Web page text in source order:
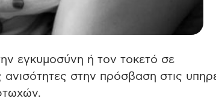
εγκυμοσύνη ή τον τοκετό σε
ανισότητες στην πρόσβαση στις